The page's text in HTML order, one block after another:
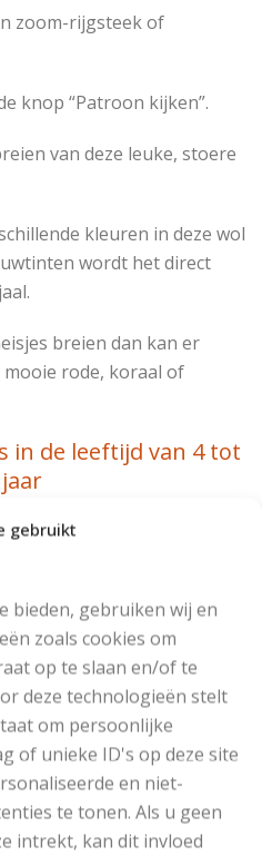
gebruikt
bieden, gebruiken wij en
zoals cookies om
op te slaan en/of te
deze technologieën stelt
om persoonlijke
of unieke ID's op deze site
en niet-
te tonen. Als u geen
intrekt, kan dit invloed
zoom-rijgsteek of
knop “Patroon kijken”.
van deze leuke, stoere
kleuren in deze wol
wordt het direct
breien dan kan er
rode, koraal of
in de leeftijd van 4 tot
Katia Big Merino
3 bollen in 3 kleuren
€ 15,85
nr 6,5